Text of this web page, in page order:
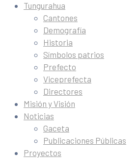
Tungurahua
Cantones
Demografía
Historia
Símbolos patrios
Prefecto
Viceprefecta
Directores
Misión y Visión
Noticias
Gaceta
Publicaciones Públicas
Proyectos